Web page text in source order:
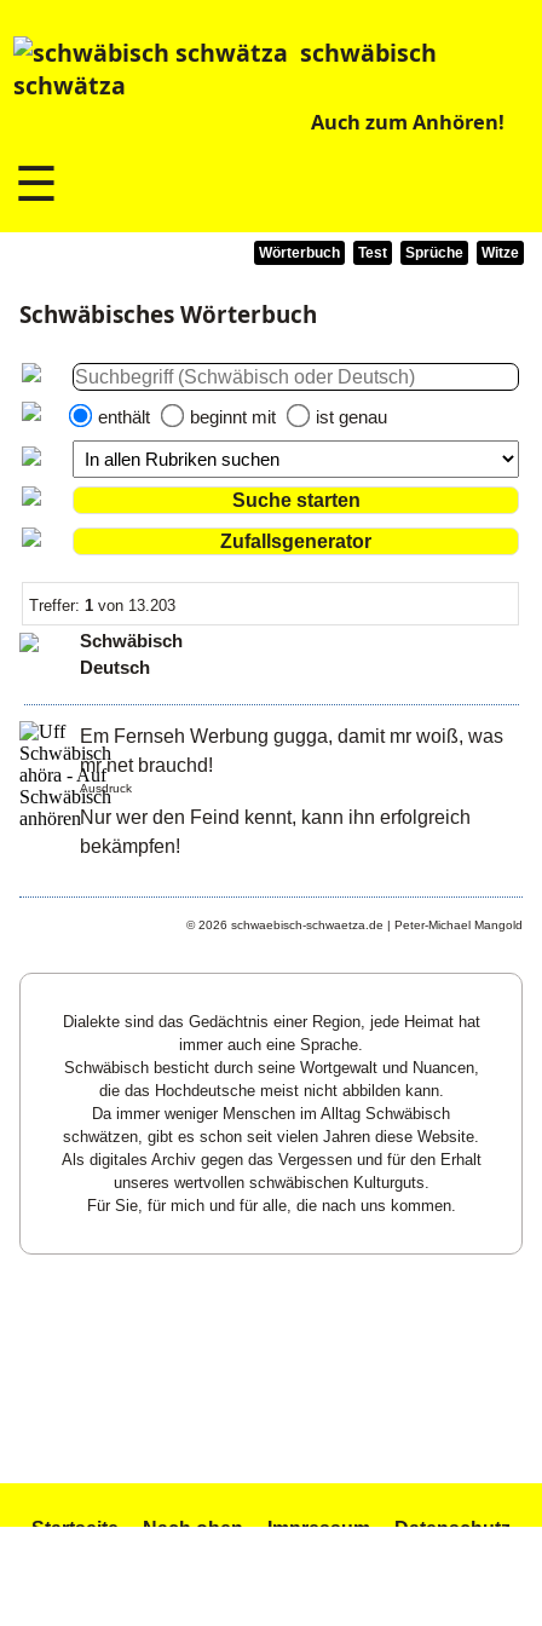
schwäbisch
schwätza
Auch zum Anhören!
☰
Wörterbuch Test Sprüche Witze
Schwäbisches Wörterbuch
enthält beginnt mit ist genau
Treffer: 1 von 13.203
Schwäbisch
Deutsch
Em Fernseh Werbung gugga, damit mr woiß, was
mr net brauchd!
Ausdruck
Nur wer den Feind kennt, kann ihn erfolgreich
bekämpfen!
© 2026 schwaebisch-schwaetza.de | Peter-Michael Mangold
Dialekte sind das Gedächtnis einer Region, jede Heimat hat
immer auch eine Sprache.
Schwäbisch besticht durch seine Wortgewalt und Nuancen,
die das Hochdeutsche meist nicht abbilden kann.
Da immer weniger Menschen im Alltag Schwäbisch
schwätzen, gibt es schon seit vielen Jahren diese Website.
Als digitales Archiv gegen das Vergessen und für den Erhalt
unseres wertvollen schwäbischen Kulturguts.
Für Sie, für mich und für alle, die nach uns kommen.
Startseite Nach oben Impressum Datenschutz